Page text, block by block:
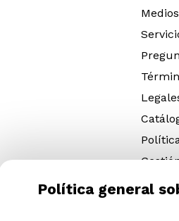
Política general